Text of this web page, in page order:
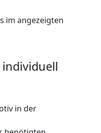
im angezeigten
in der